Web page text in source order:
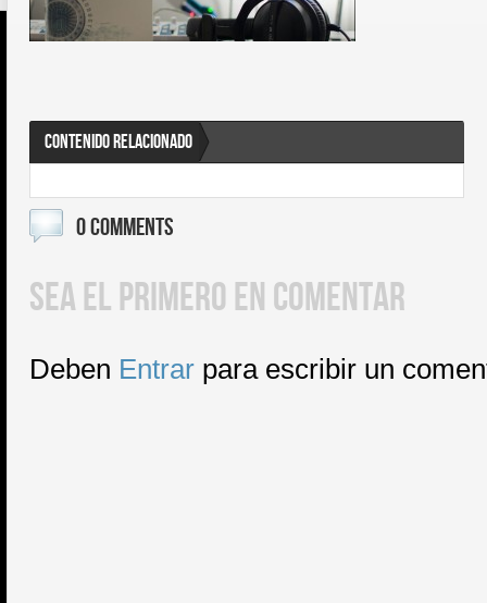
CONTENIDO RELACIONADO
0 COMMENTS
SEA EL PRIMERO EN COMENTAR
Deben Entrar para escribir un